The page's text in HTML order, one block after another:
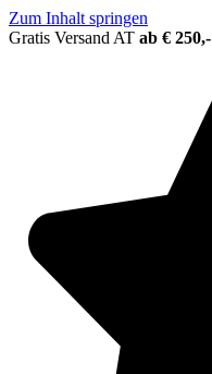
Zum Inhalt springen
Gratis Versand AT ab € 250,-